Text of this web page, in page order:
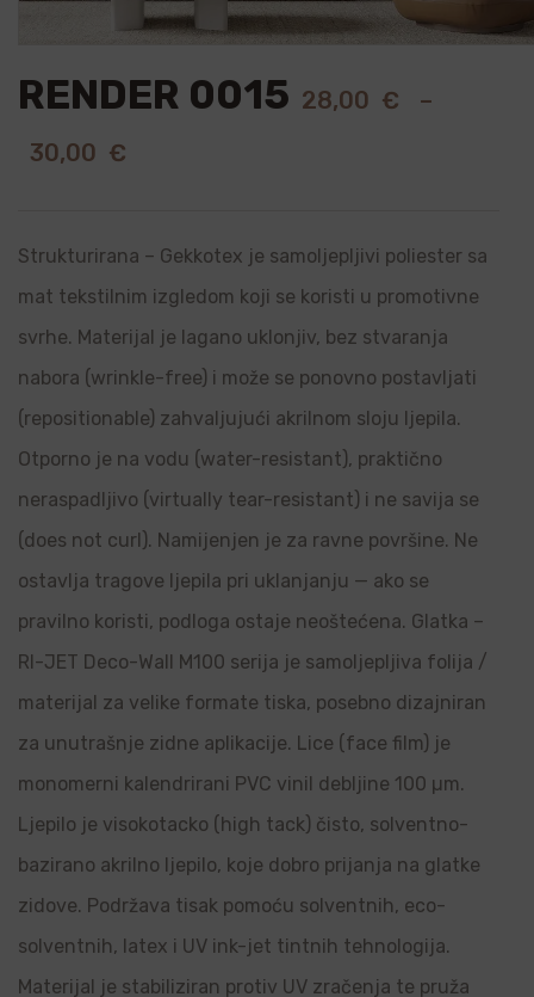
RENDER 0015 28,00 €
–
30,00 €
Strukturirana – Gekkotex je samoljepljivi poliester sa
mat tekstilnim izgledom koji se koristi u promotivne
svrhe. Materijal je lagano uklonjiv, bez stvaranja
nabora (wrinkle-free) i može se ponovno postavljati
(repositionable) zahvaljujući akrilnom sloju ljepila.
Otporno je na vodu (water-resistant), praktično
neraspadljivo (virtually tear-resistant) i ne savija se
(does not curl). Namijenjen je za ravne površine. Ne
ostavlja tragove ljepila pri uklanjanju — ako se
pravilno koristi, podloga ostaje neoštećena. Glatka –
RI-JET Deco-Wall M100 serija je samoljepljiva folija /
materijal za velike formate tiska, posebno dizajniran
za unutrašnje zidne aplikacije. Lice (face film) je
monomerni kalendrirani PVC vinil debljine 100 µm.
Ljepilo je visokotacko (high tack) čisto, solventno-
bazirano akrilno ljepilo, koje dobro prijanja na glatke
zidove. Podržava tisak pomoću solventnih, eco-
solventnih, latex i UV ink-jet tintnih tehnologija.
Materijal je stabiliziran protiv UV zračenja te pruža